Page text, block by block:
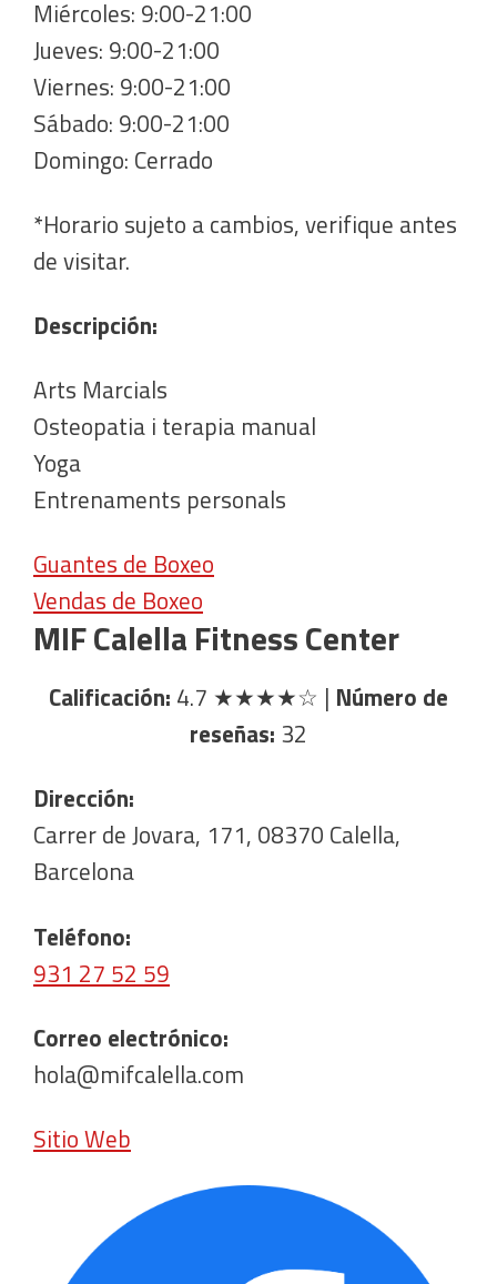
Miércoles: 9:00-21:00
Jueves: 9:00-21:00
Viernes: 9:00-21:00
Sábado: 9:00-21:00
Domingo: Cerrado
*Horario sujeto a cambios, verifique antes
de visitar.
Descripción:
Arts Marcials
Osteopatia i terapia manual
Yoga
Entrenaments personals
Guantes de Boxeo
Vendas de Boxeo
MIF Calella Fitness Center
Calificación: 4.7 ★★★★☆ | Número de
reseñas: 32
Dirección:
Carrer de Jovara, 171, 08370 Calella,
Barcelona
Teléfono:
931 27 52 59
Correo electrónico:
hola@mifcalella.com
Sitio Web